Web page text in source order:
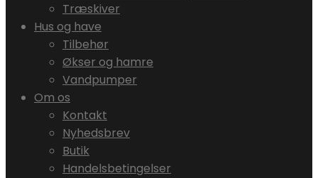
Træskiver
Hus og have
Tilbehør
Økser og hamre
Vandpumper
Om os
Kontakt
Nyhedsbrev
Butik
Handelsbetingelser